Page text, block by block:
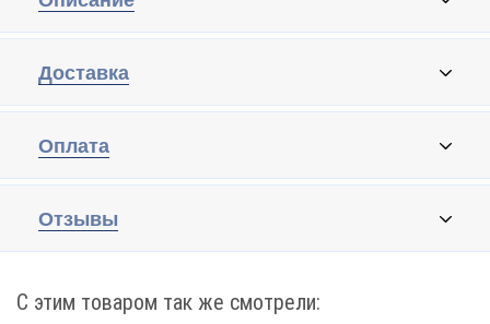
Доставка
Оплата
Отзывы
С этим товаром так же смотрели: